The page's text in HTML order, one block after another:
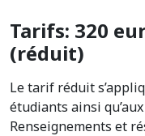
Tarifs: 320
(réduit)
Le tarif réduit
étudiants ainsi
Renseignements et